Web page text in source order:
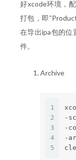
好xcode环境，
打包，即
在导出ipa包的位
件。
Archive
1
2
3
4
5
-
-
-